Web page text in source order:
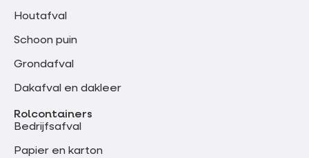
Houtafval
Schoon puin
Grondafval
Dakafval en dakleer
Rolcontainers
Bedrijfsafval
Papier en karton